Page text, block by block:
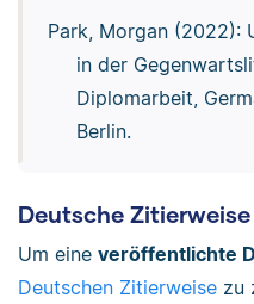
Park, Morgan (2022):
in der
Diplomarbeit,
Berlin.
Deutsche Zitierweise
Um eine veröffentlichte
Deutschen Zitierweise zu